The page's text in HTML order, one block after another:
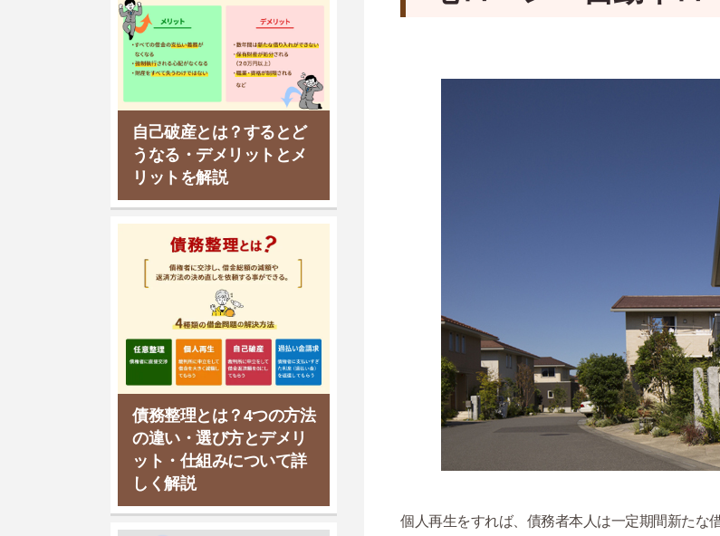
個人再生をすれば、債務者本人は一定期間新たな
自己破産とは？するとど
うなる・デメリットとメ
リットを解説
債務整理とは？4つの方法
の違い・選び方とデメリ
ット・仕組みについて詳
しく解説